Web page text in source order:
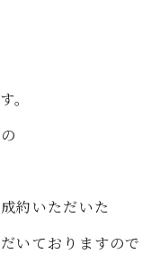
。
約いただいた
いておりますので